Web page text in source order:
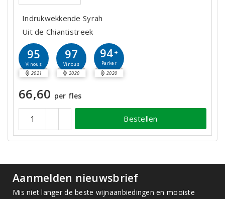
Indrukwekkende Syrah
Uit de Chiantistreek
95
Vinous
2021
97
Vinous
2020
94+
Parker
2020
66,60 per fles
Bestellen
Aanmelden nieuwsbrief
Mis niet langer de beste wijnaanbiedingen en mooiste